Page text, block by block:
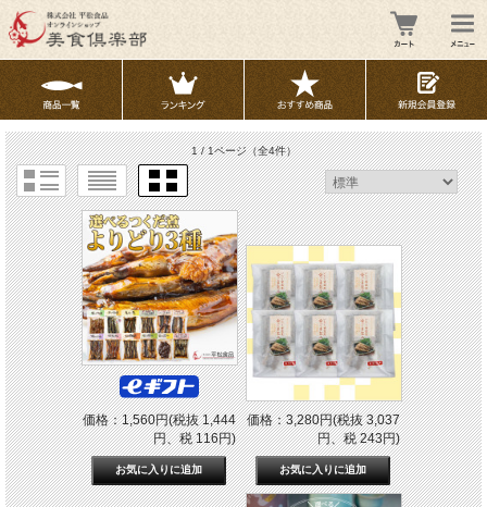
1 / 1ページ（全4件）
価格：1,560円(税抜 1,444
円、税 116円)
価格：3,280円(税抜 3,037
円、税 243円)